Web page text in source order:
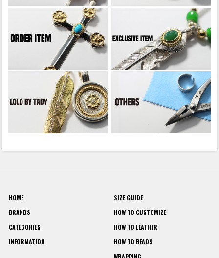
HOME
BRANDS
CATEGORIES
INFORMATION
SIZE GUIDE
HOW TO CUSTOMIZE
HOW TO LEATHER
HOW TO BEADS
WRAPPING